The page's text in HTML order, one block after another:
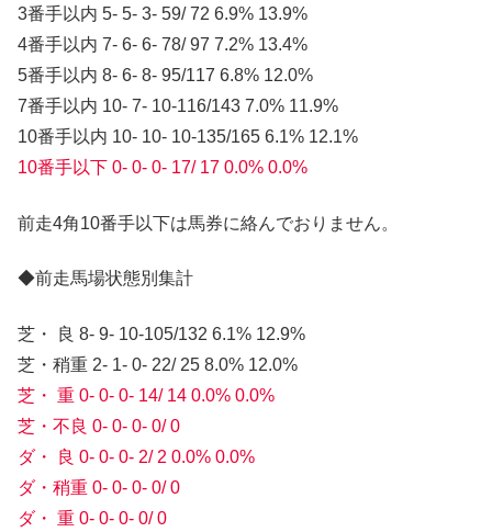
3番手以内 5- 5- 3- 59/ 72 6.9% 13.9%
4番手以内 7- 6- 6- 78/ 97 7.2% 13.4%
5番手以内 8- 6- 8- 95/117 6.8% 12.0%
7番手以内 10- 7- 10-116/143 7.0% 11.9%
10番手以内 10- 10- 10-135/165 6.1% 12.1%
10番手以下 0- 0- 0- 17/ 17 0.0% 0.0%
前走4角10番手以下は馬券に絡んでおりません。
◆前走馬場状態別集計
芝・ 良 8- 9- 10-105/132 6.1% 12.9%
芝・稍重 2- 1- 0- 22/ 25 8.0% 12.0%
芝・ 重 0- 0- 0- 14/ 14 0.0% 0.0%
芝・不良 0- 0- 0- 0/ 0
ダ・ 良 0- 0- 0- 2/ 2 0.0% 0.0%
ダ・稍重 0- 0- 0- 0/ 0
ダ・ 重 0- 0- 0- 0/ 0